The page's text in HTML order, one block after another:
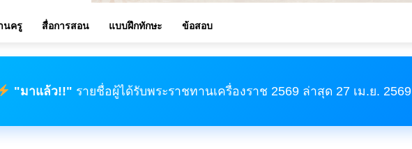
นครู สื่อการสอน แบบฝึกทักษะ ข้อสอบ
"มาแล้ว!!" รายชื่อผู้ได้รับพระราชทานเครื่องราช 2569 ล่าสุด 27 เม.ย. 2569